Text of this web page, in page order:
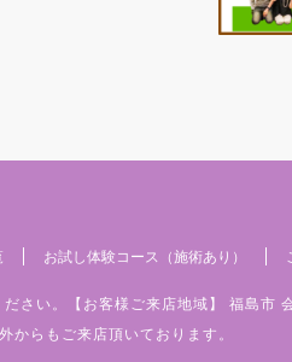
お試し体験コース（施術あり）
ださい。【お客様ご来店地域】 福
らもご来店頂いております。